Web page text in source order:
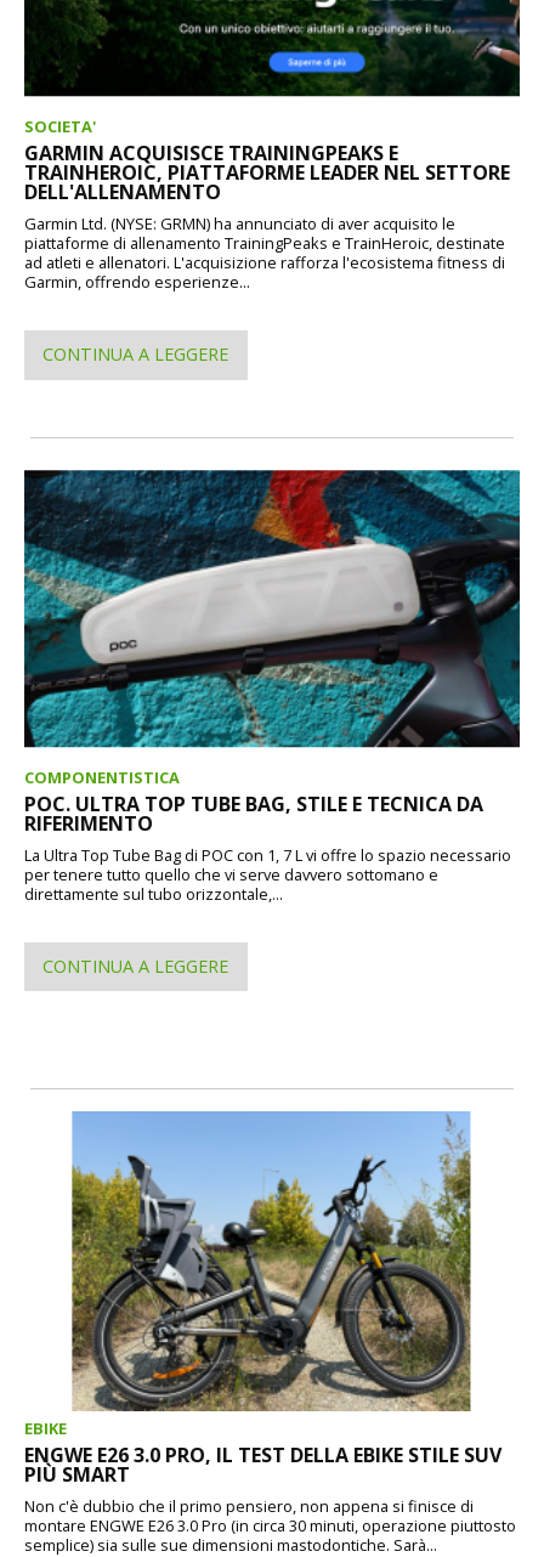
SOCIETA'
GARMIN ACQUISISCE TRAININGPEAKS E
TRAINHEROIC, PIATTAFORME LEADER NEL SETTORE
DELL'ALLENAMENTO
Garmin Ltd. (NYSE: GRMN) ha annunciato di aver acquisito le
piattaforme di allenamento TrainingPeaks e TrainHeroic, destinate
ad atleti e allenatori. L'acquisizione rafforza l'ecosistema fitness di
Garmin, offrendo esperienze...
CONTINUA A LEGGERE
COMPONENTISTICA
POC. ULTRA TOP TUBE BAG, STILE E TECNICA DA
RIFERIMENTO
La Ultra Top Tube Bag di POC con 1, 7 L vi offre lo spazio necessario
per tenere tutto quello che vi serve davvero sottomano e
direttamente sul tubo orizzontale,...
CONTINUA A LEGGERE
EBIKE
ENGWE E26 3.0 PRO, IL TEST DELLA EBIKE STILE SUV
PIÙ SMART
Non c'è dubbio che il primo pensiero, non appena si finisce di
montare ENGWE E26 3.0 Pro (in circa 30 minuti, operazione piuttosto
semplice) sia sulle sue dimensioni mastodontiche. Sarà...